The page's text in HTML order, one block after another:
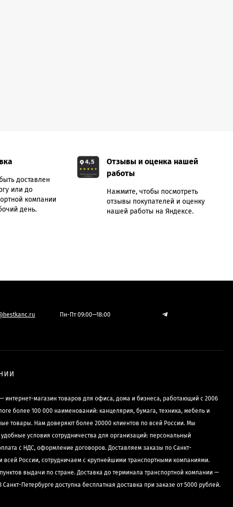
доставлен
или до
компании
день.
Отзывы и оценка нашей
работы
Нажмите, чтобы посмотреть
отзывы покупателей и оценку
нашей работы на Яндексе.
Пн-Пт 09:00—18:00
интернет-магазин товаров для офиса, дома и бизнеса, работающий с 2006
более 100 000 наименований: канцелярия, бумага, техника, мебель и
товары. Нам доверяют более 20000 клиентов по всей России. Мы
условия сотрудничества для организаций: персональный
с НДС, оформление договоров. Доставляем заказы по Санкт-
всей России, сотрудничаем с крупнейшими транспортными компаниями.
выдачи по стране. Доставка до терминала транспортной компании —
Санкт-Петербурге доступна бесплатная доставка при заказе от 5000 рублей.